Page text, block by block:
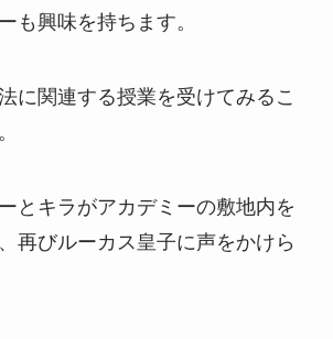
も興味を持ちます。
に関連する授業を受けてみるこ
とキラがアカデミーの敷地内を
再びルーカス皇子に声をかけら